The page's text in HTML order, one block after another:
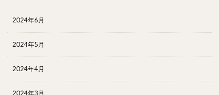
2024年6月
2024年5月
2024年4月
2024年3月